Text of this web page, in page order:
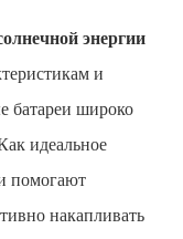
энергии
и
батареи широко
идеальное
помогают
накапливать